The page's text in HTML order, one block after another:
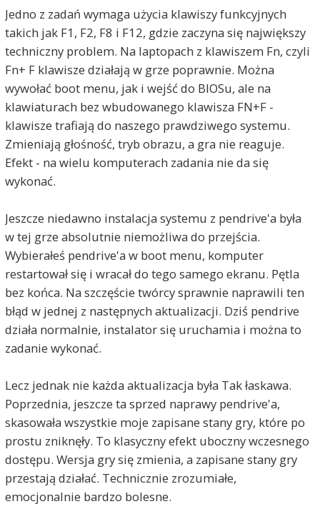
Jedno z zadań wymaga użycia klawiszy funkcyjnych
takich jak F1, F2, F8 i F12, gdzie zaczyna się największy
techniczny problem. Na laptopach z klawiszem Fn, czyli
Fn+ F klawisze działają w grze poprawnie. Można
wywołać boot menu, jak i wejść do BIOSu, ale na
klawiaturach bez wbudowanego klawisza FN+F -
klawisze trafiają do naszego prawdziwego systemu.
Zmieniają głośność, tryb obrazu, a gra nie reaguje.
Efekt - na wielu komputerach zadania nie da się
wykonać.
Jeszcze niedawno instalacja systemu z pendrive'a była
w tej grze absolutnie niemożliwa do przejścia.
Wybierałeś pendrive'a w boot menu, komputer
restartował się i wracał do tego samego ekranu. Pętla
bez końca. Na szczęście twórcy sprawnie naprawili ten
błąd w jednej z następnych aktualizacji. Dziś pendrive
działa normalnie, instalator się uruchamia i można to
zadanie wykonać.
Lecz jednak nie każda aktualizacja była Tak łaskawa.
Poprzednia, jeszcze ta sprzed naprawy pendrive'a,
skasowała wszystkie moje zapisane stany gry, które po
prostu zniknęły. To klasyczny efekt uboczny wczesnego
dostępu. Wersja gry się zmienia, a zapisane stany gry
przestają działać. Technicznie zrozumiałe,
emocjonalnie bardzo bolesne.